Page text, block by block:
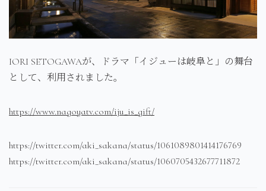
IORI SETOGAWAが、ドラマ「イジューは岐阜と」の舞台
として、利用されました。
https://www.nagoyatv.com/iju_is_gift/
https://twitter.com/aki_sakana/status/1061089801414176769
https://twitter.com/aki_sakana/status/1060705432677711872